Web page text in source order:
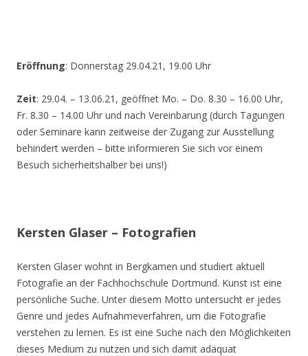
Eröffnung: Donnerstag 29.04.21, 19.00 Uhr
Zeit: 29.04. – 13.06.21, geöffnet Mo. – Do. 8.30 – 16.00 Uhr,
Fr. 8.30 – 14.00 Uhr und nach Vereinbarung (durch Tagungen
oder Seminare kann zeitweise der Zugang zur Ausstellung
behindert werden – bitte informieren Sie sich vor einem
Besuch sicherheitshalber bei uns!)
Kersten Glaser – Fotografien
Kersten Glaser wohnt in Bergkamen und studiert aktuell
Fotografie an der Fachhochschule Dortmund. Kunst ist eine
persönliche Suche. Unter diesem Motto untersucht er jedes
Genre und jedes Aufnahmeverfahren, um die Fotografie
verstehen zu lernen. Es ist eine Suche nach den Möglichkeiten
dieses Medium zu nutzen und sich damit adäquat